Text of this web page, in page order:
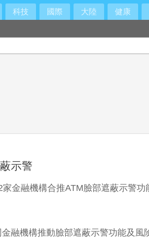
科技 國際 大陸 健康
示警
金融機構合推ATM臉部遮蔽示警
融機構推動臉部遮蔽示警功能及